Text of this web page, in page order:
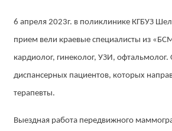
6 апреля 2023г. в поликлинике КГБУЗ
прием вели краевые специалисты из
кардиолог, гинеколог, УЗИ,
диспансерных пациентов, которых
терапевты.
Выездная работа передвижного